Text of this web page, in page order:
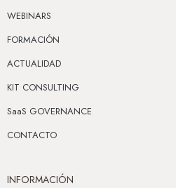
WEBINARS
FORMACIÓN
ACTUALIDAD
KIT CONSULTING
SaaS GOVERNANCE
CONTACTO
INFORMACIÓN